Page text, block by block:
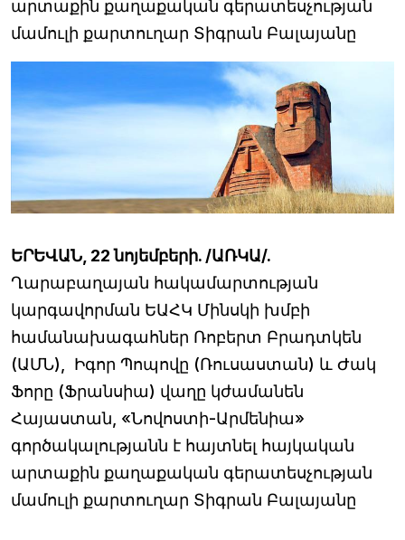
արտաքին քաղաքական գերատեսչության
մամուլի քարտուղար Տիգրան Բալայանը
ԵՐԵՎԱՆ, 22 նոյեմբերի. /ԱՌԿԱ/.
Ղարաբաղայան հակամարտության
կարգավորման ԵԱՀԿ Մինսկի խմբի
համանախագահներ Ռոբերտ Բրադտկեն
(ԱՄՆ), Իգոր Պոպովը (Ռուսաստան) և Ժակ
Ֆորը (Ֆրանսիա) վաղը կժամանեն
Հայաստան, «Նովոստի-Արմենիա»
գործակալությանն է հայտնել հայկական
արտաքին քաղաքական գերատեսչության
մամուլի քարտուղար Տիգրան Բալայանը